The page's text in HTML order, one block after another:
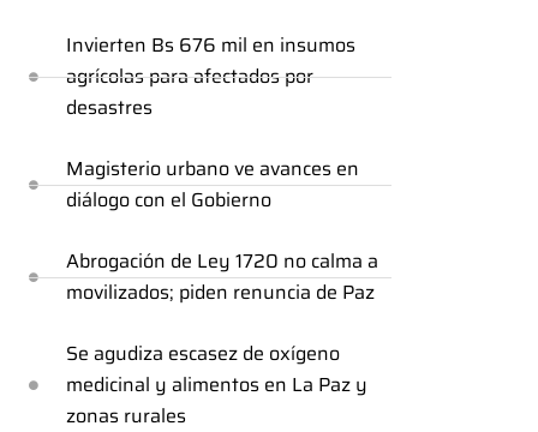
Invierten Bs 676 mil en insumos
agrícolas para afectados por
desastres
Magisterio urbano ve avances en
diálogo con el Gobierno
Abrogación de Ley 1720 no calma a
movilizados; piden renuncia de Paz
Se agudiza escasez de oxígeno
medicinal y alimentos en La Paz y
zonas rurales